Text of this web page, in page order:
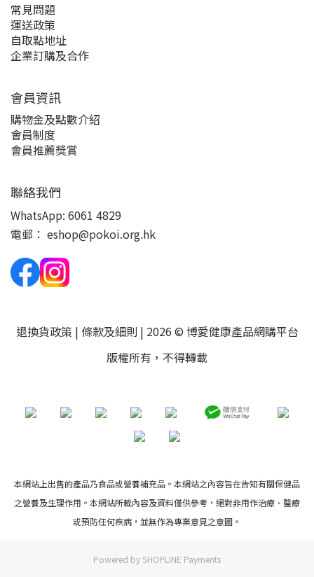
常見問題
運送政策
自取點地址
企業訂購及合作
會員資訊
購物金及點數介紹
會員制度
會員推薦獎賞
聯絡我們
WhatsApp: 6061 4829
電郵： eshop@pokoi.org.hk
退換貨政策 | 條款及細則 | 2026 © 博愛健康產品網購平台
版權所有，不得轉載
本網站上出售的產品乃食品或營養補充品。本網站之內容旨在告知有關保健品
之營養及生理作用。本網站所載內容及資料僅供參考，絕對非用作治療、醫療
或預防任何疾病，並無作為專業意見之意圖。
Powered by SHOPLINE Payments